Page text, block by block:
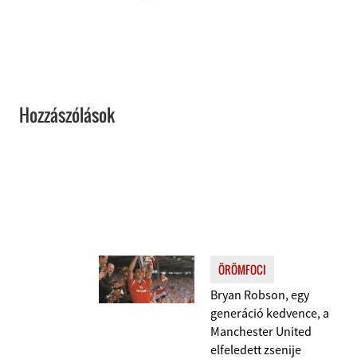
Hozzászólások
ÖRÖMFOCI
Bryan Robson, egy
generáció kedvence, a
Manchester United
elfeledett zsenije